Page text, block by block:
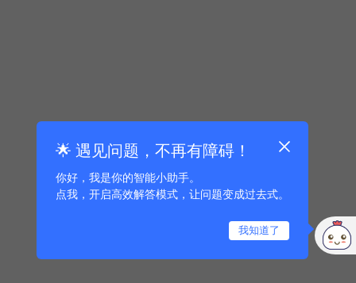
🌟 遇见问题，不再有障碍！
你好，我是你的智能小助手。
点我，开启高效解答模式，让问题变成过去式。
我知道了